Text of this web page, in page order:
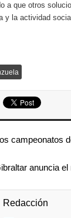
a que otros
y la actividad
campeonatos
anuncia
Redacción